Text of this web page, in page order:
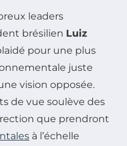
leaders
brésilien Luiz
pour une plus
juste
vision opposée.
de vue soulève des
que prendront
à l’échelle